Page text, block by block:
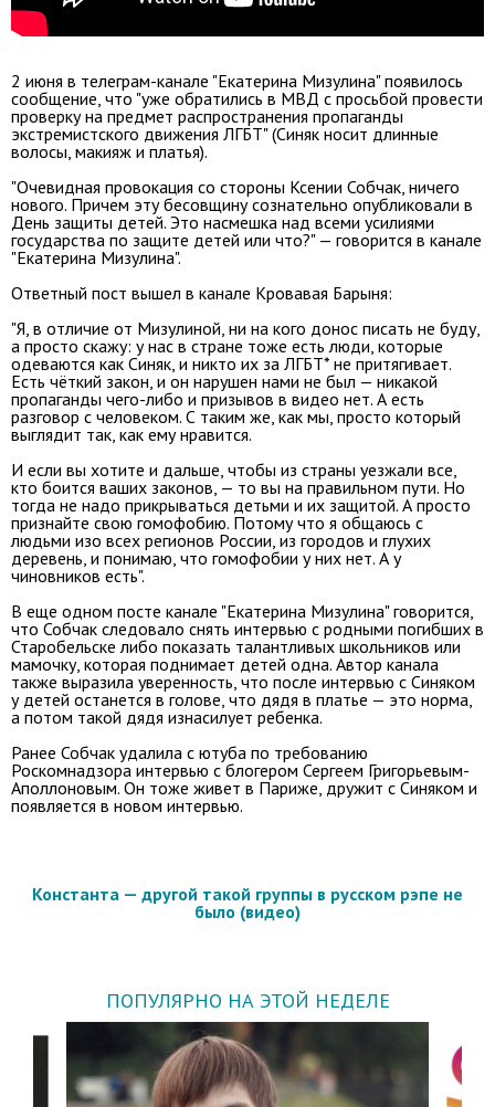
2 июня в телеграм-канале "Екатерина Мизулина" появилось
сообщение, что "уже обратились в МВД с просьбой провести
проверку на предмет распространения пропаганды
экстремистского движения ЛГБТ" (Синяк носит длинные
волосы, макияж и платья).
"Очевидная провокация со стороны Ксении Собчак, ничего
нового. Причем эту бесовщину сознательно опубликовали в
День защиты детей. Это насмешка над всеми усилиями
государства по защите детей или что?" — говорится в канале
"Екатерина Мизулина".
Ответный пост вышел в канале Кровавая Барыня:
"Я, в отличие от Мизулиной, ни на кого донос писать не буду,
а просто скажу: у нас в стране тоже есть люди, которые
одеваются как Синяк, и никто их за ЛГБТ* не притягивает.
Есть чёткий закон, и он нарушен нами не был — никакой
пропаганды чего-либо и призывов в видео нет. А есть
разговор с человеком. С таким же, как мы, просто который
выглядит так, как ему нравится.
И если вы хотите и дальше, чтобы из страны уезжали все,
кто боится ваших законов, — то вы на правильном пути. Но
тогда не надо прикрываться детьми и их защитой. А просто
признайте свою гомофобию. Потому что я общаюсь с
людьми изо всех регионов России, из городов и глухих
деревень, и понимаю, что гомофобии у них нет. А у
чиновников есть".
В еще одном посте канале "Екатерина Мизулина" говорится,
что Собчак следовало снять интервью с родными погибших в
Старобельске либо показать талантливых школьников или
мамочку, которая поднимает детей одна. Автор канала
также выразила уверенность, что после интервью с Синяком
у детей останется в голове, что дядя в платье — это норма,
а потом такой дядя изнасилует ребенка.
Ранее Собчак удалила с ютуба по требованию
Роскомнадзора интервью с блогером Сергеем Григорьевым-
Аполлоновым. Он тоже живет в Париже, дружит с Синяком и
появляется в новом интервью.
Константа — другой такой группы в русском рэпе не
было (видео)
ПОПУЛЯРНО НА ЭТОЙ НЕДЕЛЕ